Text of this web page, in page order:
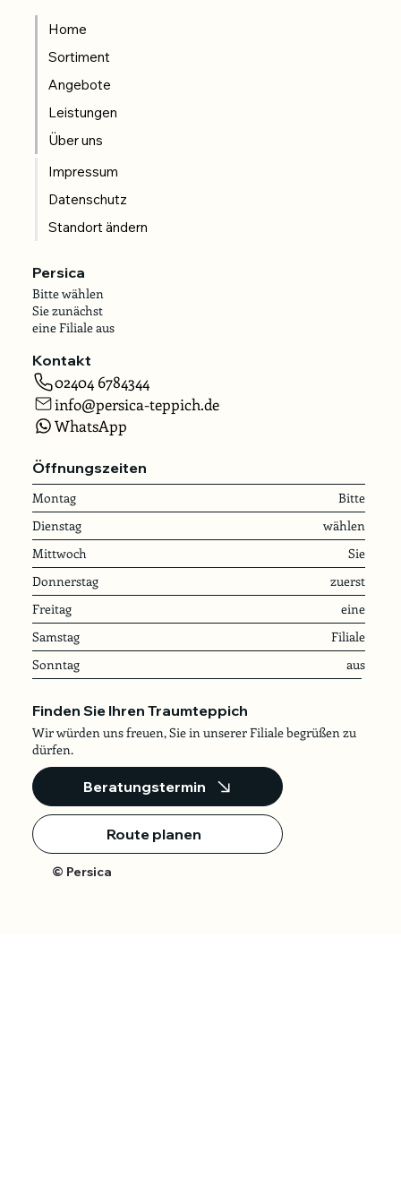
Home
Sortiment
Angebote
Leistungen
Über uns
Impressum
Datenschutz
Standort ändern
Persica
Bitte wählen
Sie zunächst
eine Filiale aus
Kontakt
02404 6784344
info@persica-teppich.de
WhatsApp
Öffnungszeiten
Montag
Bitte
Dienstag
wählen
Mittwoch
Sie
Donnerstag
zuerst
Freitag
eine
Samstag
Filiale
Sonntag
aus
Finden Sie Ihren Traumteppich
Wir würden uns freuen, Sie in unserer Filiale begrüßen zu
dürfen.
Beratungstermin
Route planen
© Persica